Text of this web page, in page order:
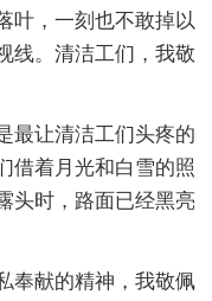
叶，一刻也不敢掉以
线。清洁工们，我敬
最让清洁工们头疼的
借着月光和白雪的照
头时，路面已经黑亮
奉献的精神，我敬佩